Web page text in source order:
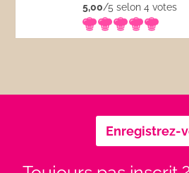
5,00/5 selon 4votes
Enregistrez-